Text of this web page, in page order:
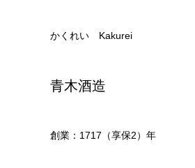
かくれい Kakurei
青木酒造
創業：1717（享保2）年